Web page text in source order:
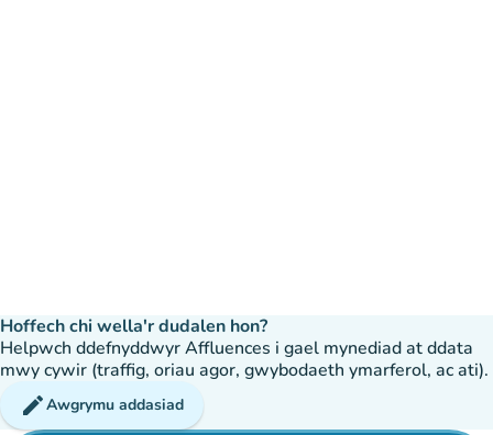
Hoffech chi wella'r dudalen hon?
Helpwch ddefnyddwyr Affluences i gael mynediad at ddata
mwy cywir (traffig, oriau agor, gwybodaeth ymarferol, ac ati).
editAwgrymu addasiad